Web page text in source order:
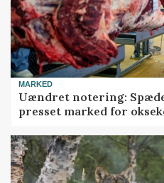
MARKED
Uændret notering:
presset marked for